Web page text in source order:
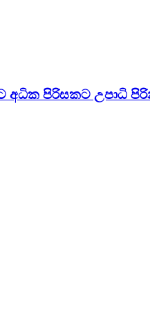
අධික පිරිසකට උපාධි